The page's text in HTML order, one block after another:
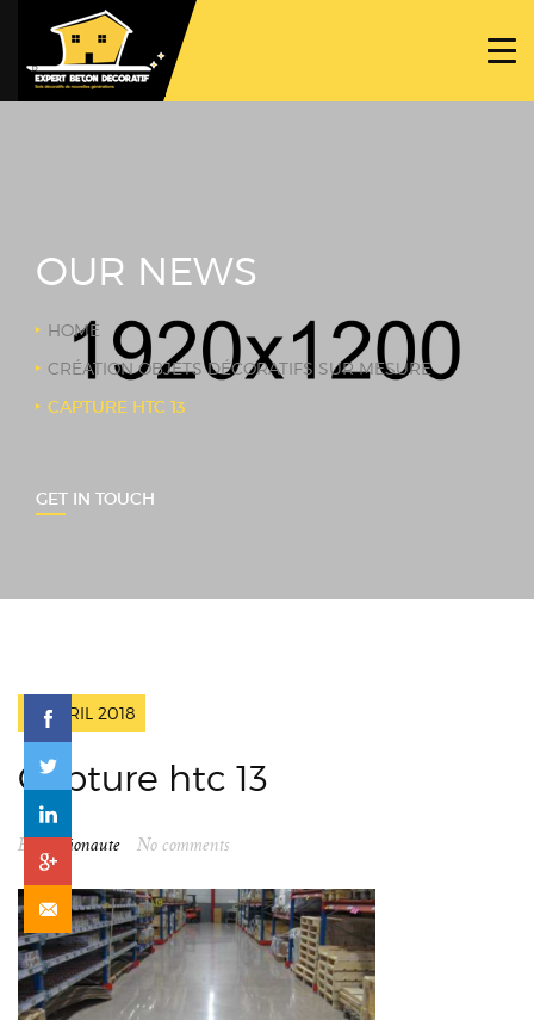
PROJETS
NOUS CONTACTER
OUR NEWS
HOME
CRÉATION OBJETS DÉCORATIFS SUR MESURE
CAPTURE HTC 13
GET IN TOUCH
13 AVRIL 2018
Capture htc 13
By spationaute No comments